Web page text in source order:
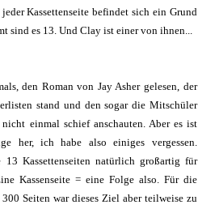
Kassettenseite befindet sich ein Grund
sind es 13. Und Clay ist einer von ihnen...
den Roman von Jay Asher gelesen, der
stand und den sogar die Mitschüler
einmal schief anschauten. Aber es ist
her, ich habe also einiges vergessen.
Kassettenseiten natürlich großartig für
Kassenseite = eine Folge also. Für die
Seiten war dieses Ziel aber teilweise zu